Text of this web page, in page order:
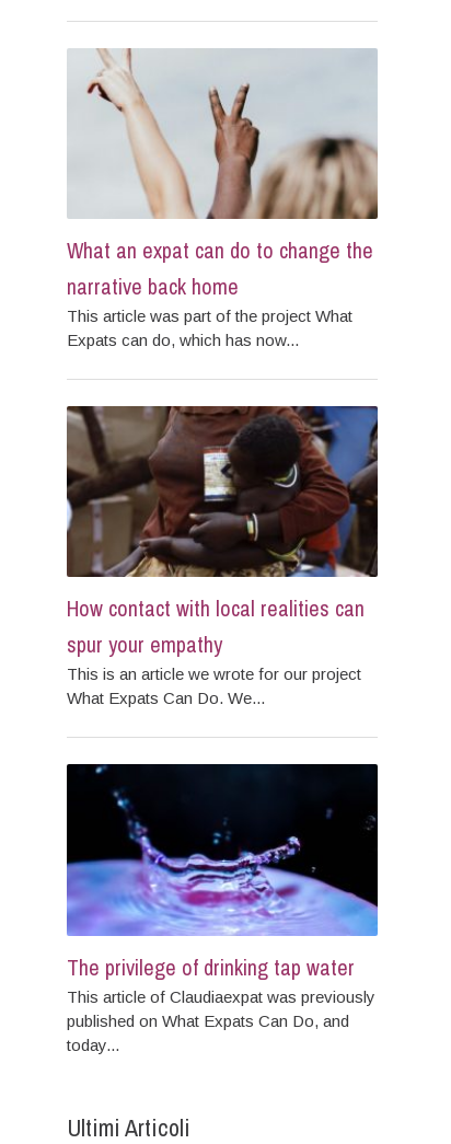
What an expat can do to change the
narrative back home
This article was part of the project What
Expats can do, which has now...
How contact with local realities can
spur your empathy
This is an article we wrote for our project
What Expats Can Do. We...
The privilege of drinking tap water
This article of Claudiaexpat was previously
published on What Expats Can Do, and
today...
Ultimi Articoli